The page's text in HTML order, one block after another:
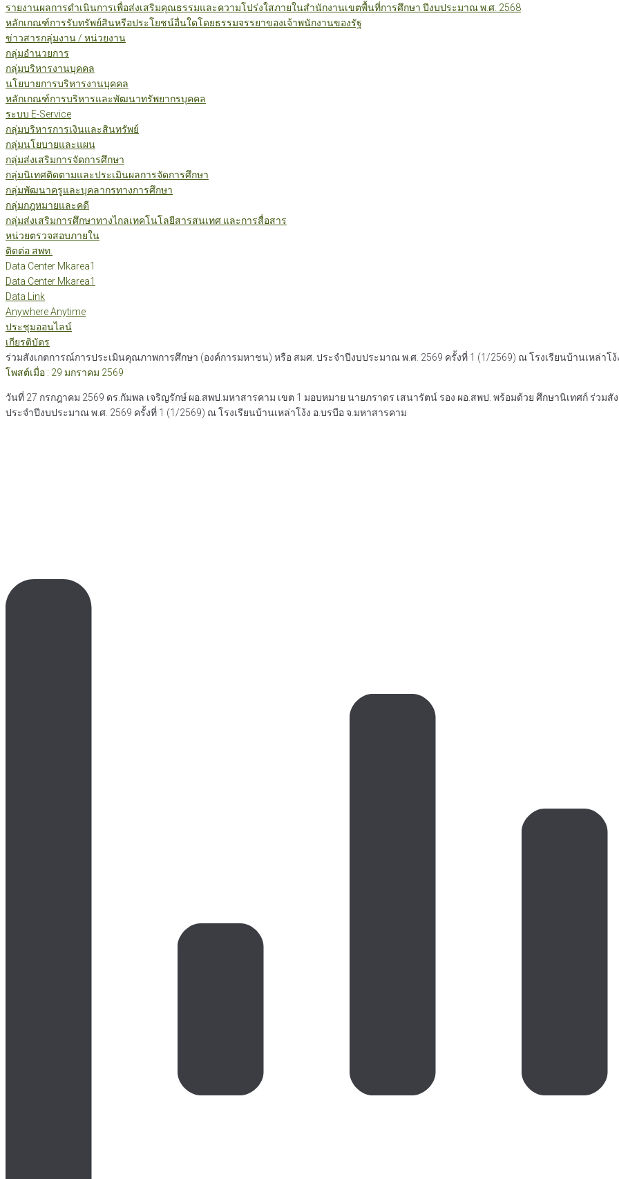
รายงานผลการดำเนินการเพื่อส่งเสริมคุณธรรมและความโปร่งใสภายในสำนักงานเขตพื้นที่การศึกษา ปีงบประมาณ พ.ศ. 2568
หลักเกณฑ์การรับทรัพย์สินหรือประโยชน์อื่นใดโดยธรรมจรรยาของเจ้าพนักงานของรัฐ
ข่าวสารกลุ่มงาน / หน่วยงาน
กลุ่มอำนวยการ
กลุ่มบริหารงานบุคคล
นโยบายการบริหารงานบุคคล
หลักเกณฑ์การบริหารและพัฒนาทรัพยากรบุคคล
ระบบ E-Service
กลุ่มบริหารการเงินและสินทรัพย์
กลุ่มนโยบายและแผน
กลุ่มส่งเสริมการจัดการศึกษา
กลุ่มนิเทศติดตามและประเมินผลการจัดการศึกษา
กลุ่มพัฒนาครูและบุคลากรทางการศึกษา
กลุ่มกฎหมายและคดี
กลุ่มส่งเสริมการศึกษาทางไกลเทคโนโลยีสารสนเทศ และการสื่อสาร
หน่วยตรวจสอบภายใน
ติดต่อ สพท.
Data Center Mkarea1
Data Center Mkarea1
Data Link
Anywhere Anytime
ประชุมออนไลน์
เกียรติบัตร
ร่วมสังเกตการณ์การประเมินคุณภาพการศึกษา (องค์การมหาชน) หรือ สมศ. ประจำปีงบประมาณ พ.ศ. 2569 ครั้งที่ 1 (1/2569) ณ โรงเรียนบ้านเหล่าโง้
โพสต์เมื่อ : 29 มกราคม 2569
วันที่ 27 กรกฎาคม 2569 ดร.กัมพล เจริญรักษ์ ผอ.สพป.มหาสารคาม เขต 1 มอบหมาย นายภราดร เสนารัตน์ รอง ผอ.สพป. พร้อมด้วย ศึกษานิเทศก์ ร่ว
ประจำปีงบประมาณ พ.ศ. 2569 ครั้งที่ 1 (1/2569) ณ โรงเรียนบ้านเหล่าโง้ง อ.บรบือ จ.มหาสารคาม